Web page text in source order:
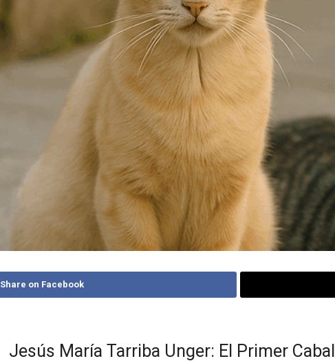
Share on Facebook
Jesús María Tarriba Unger: El Primer